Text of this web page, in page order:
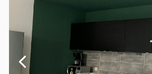
Gestion
Nos agences